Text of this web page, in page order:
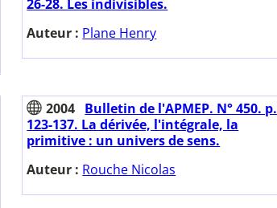
26-28. Les indivisibles.
Auteur : Plane Henry
2004 Bulletin de l'APMEP. N° 450. p.
123-137. La dérivée, l'intégrale, la
primitive : un univers de sens.
Auteur : Rouche Nicolas